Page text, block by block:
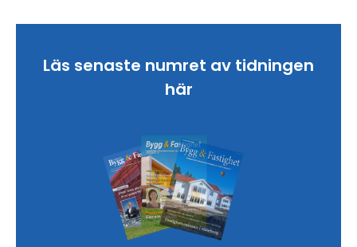
Läs senaste numret av tidningen
här